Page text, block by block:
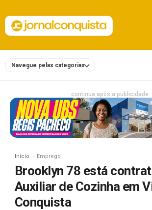
Navegue pelas categorias
continua após a publicidade
Início Emprego
Brooklyn 78 está
Auxiliar de Cozinha em
Conquista